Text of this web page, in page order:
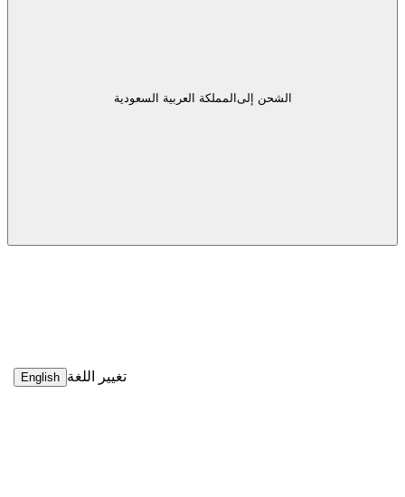
الشحن إلىالمملكة العربية السعودية
تغيير اللغة English